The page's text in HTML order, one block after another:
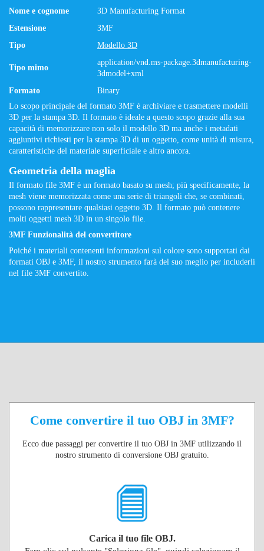
Nome e cognome
3D Manufacturing Format
Estensione
3MF
Tipo
Modello 3D
Tipo mimo
application/vnd.ms-package.3dmanufacturing-
3dmodel+xml
Formato
Binary
Lo scopo principale del formato 3MF è archiviare e trasmettere modelli
3D per la stampa 3D. Il formato è ideale a questo scopo grazie alla sua
capacità di memorizzare non solo il modello 3D ma anche i metadati
aggiuntivi richiesti per la stampa 3D di un oggetto, come unità di misura,
caratteristiche del materiale superficiale e altro ancora.
Geometria della maglia
Il formato file 3MF è un formato basato su mesh; più specificamente, la
mesh viene memorizzata come una serie di triangoli che, se combinati,
possono rappresentare qualsiasi oggetto 3D. Il formato può contenere
molti oggetti mesh 3D in un singolo file.
3MF Funzionalità del convertitore
Poiché i materiali contenenti informazioni sul colore sono supportati dai
formati OBJ e 3MF, il nostro strumento farà del suo meglio per includerli
nel file 3MF convertito.
Come convertire il tuo OBJ in 3MF?
Ecco due passaggi per convertire il tuo OBJ in 3MF utilizzando il
nostro strumento di conversione OBJ gratuito.
Carica il tuo file OBJ.